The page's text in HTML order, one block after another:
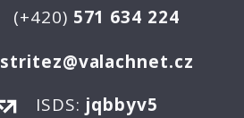
(+420) 571 634 224
stritez@valachnet.cz
ISDS: jqbbyv5